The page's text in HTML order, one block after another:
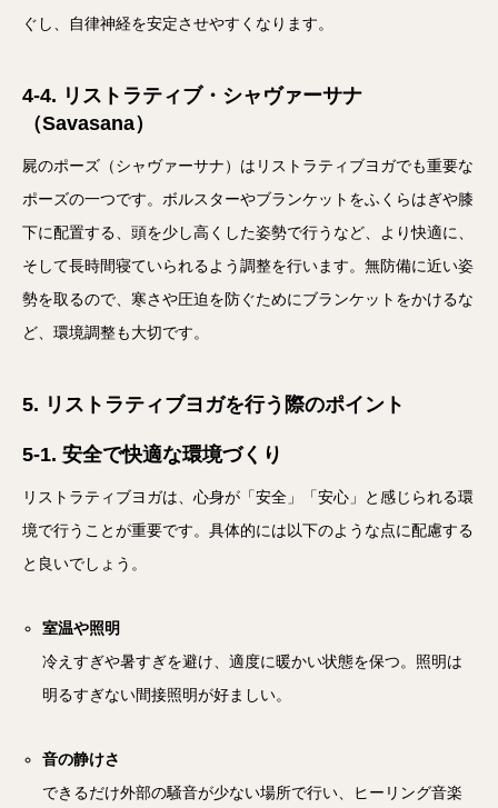
ぐし、自律神経を安定させやすくなります。
4-4. リストラティブ・シャヴァーサナ
（Savasana）
屍のポーズ（シャヴァーサナ）はリストラティブヨガでも重要な
ポーズの一つです。ボルスターやブランケットをふくらはぎや膝
下に配置する、頭を少し高くした姿勢で行うなど、より快適に、
そして長時間寝ていられるよう調整を行います。無防備に近い姿
勢を取るので、寒さや圧迫を防ぐためにブランケットをかけるな
ど、環境調整も大切です。
5. リストラティブヨガを行う際のポイント
5-1. 安全で快適な環境づくり
リストラティブヨガは、心身が「安全」「安心」と感じられる環
境で行うことが重要です。具体的には以下のような点に配慮する
と良いでしょう。
室温や照明
冷えすぎや暑すぎを避け、適度に暖かい状態を保つ。照明は
明るすぎない間接照明が好ましい。
音の静けさ
できるだけ外部の騒音が少ない場所で行い、ヒーリング音楽